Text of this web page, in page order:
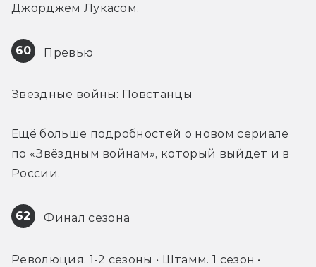
Джорджем Лукасом.
60 Превью
Звёздные войны: Повстанцы
Ещё больше подробностей о новом сериале
по «Звёздным войнам», который выйдет и в
России.
62 Финал сезона
Революция. 1-2 сезоны • Штамм. 1 сезон •